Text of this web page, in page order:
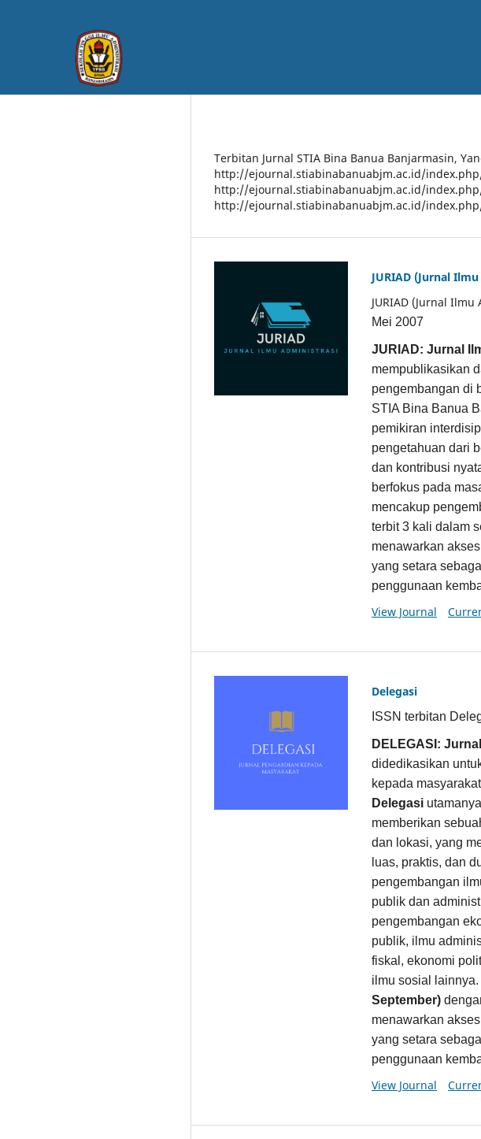
Terbitan Jurnal STIA Bina Banua Banjarmasin,
http://ejournal.stiabinabanuabjm.ac.id/
http://ejournal.stiabinabanuabjm.ac.id/
http://ejournal.stiabinabanuabjm.ac.id/
JURIAD (Jurnal
JURIAD (Jurnal
Mei 2007
JURIAD: Jurnal
mempublikasikan
pengembangan di
STIA Bina Banua
pemikiran
pengetahuan dari
dan kontribusi
berfokus pada
mencakup
terbit 3 kali dalam
menawarkan
yang setara
penggunaan
View Journal
Delegasi
ISSN terbitan
DELEGASI:
didedikasikan
kepada
Delegasi
memberikan
dan lokasi, yang
luas, praktis, dan
pengembangan
publik dan
pengembangan
publik, ilmu
fiskal, ekonomi
ilmu sosial lainnya.
September)
menawarkan
yang setara
penggunaan
View Journal